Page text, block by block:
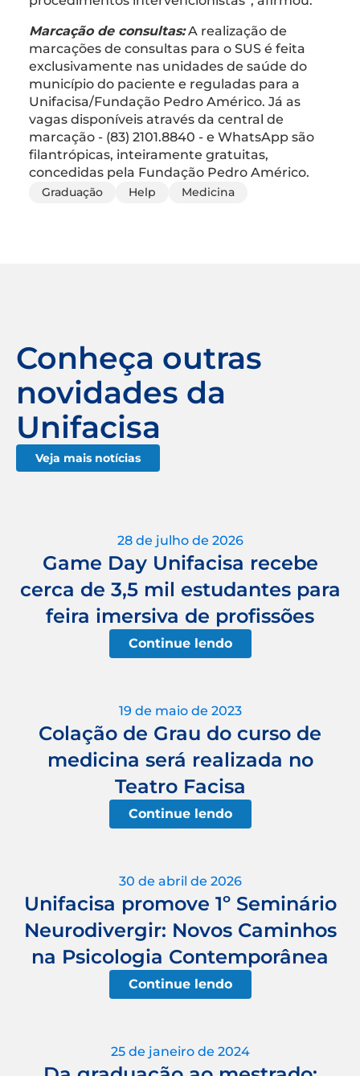
Marcação de consultas:A realização de
marcações de consultas para o SUS é feita
exclusivamente nas unidades de saúde do
município do paciente e reguladas para a
Unifacisa/Fundação Pedro Américo. Já as
vagas disponíveis através da central de
marcação - (83) 2101.8840 - e WhatsApp são
filantrópicas, inteiramente gratuitas,
concedidas pela Fundação Pedro Américo.
Graduação Help Medicina
Conheça outras
novidades da
Unifacisa
Veja mais notícias
28 de julho de 2026
Game Day Unifacisa recebe
cerca de 3,5 mil estudantes para
feira imersiva de profissões
Continue lendo
19 de maio de 2023
Colação de Grau do curso de
medicina será realizada no
Teatro Facisa
Continue lendo
30 de abril de 2026
Unifacisa promove 1º Seminário
Neurodivergir: Novos Caminhos
na Psicologia Contemporânea
Continue lendo
25 de janeiro de 2024